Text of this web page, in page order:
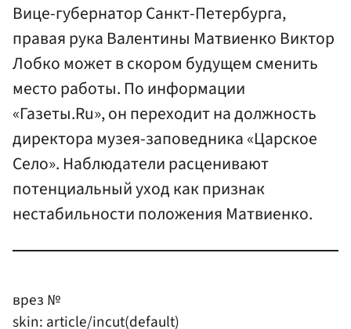
Вице-губернатор Санкт-Петербурга,
правая рука Валентины Матвиенко Виктор
Лобко может в скором будущем сменить
место работы. По информации
«Газеты.Ru», он переходит на должность
директора музея-заповедника «Царское
Село». Наблюдатели расценивают
потенциальный уход как признак
нестабильности положения Матвиенко.
врез №
skin: article/incut(default)